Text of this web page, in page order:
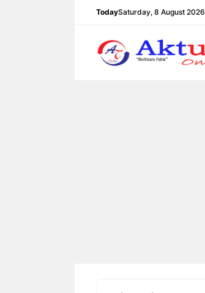
TodaySaturday, 8 August 2026